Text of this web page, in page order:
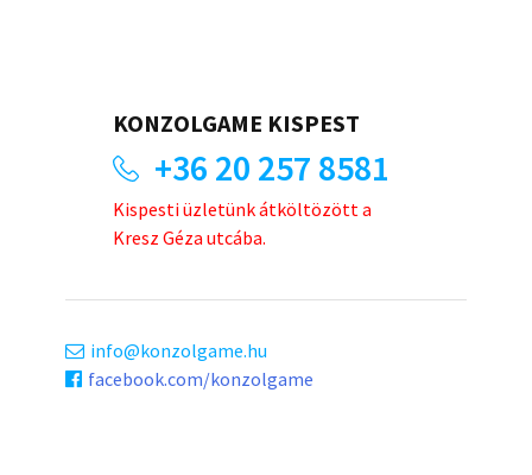
KONZOLGAME KISPEST
+36 20 257 8581
Kispesti üzletünk átköltözött a
Kresz Géza utcába.
info
konzolgame.hu
facebook.com/konzolgame